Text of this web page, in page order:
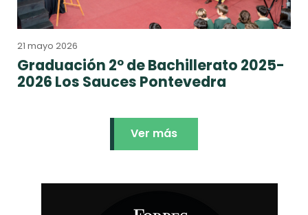
21 mayo 2026
Graduación 2º de Bachillerato 2025-
2026 Los Sauces Pontevedra
Ver más